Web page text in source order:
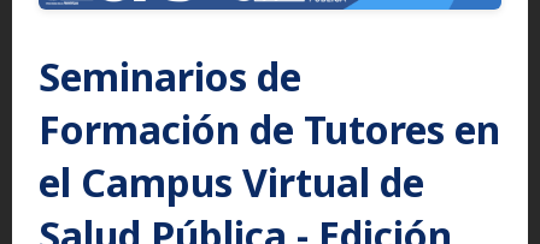
Seminarios de
Formación de Tutores en
el Campus Virtual de